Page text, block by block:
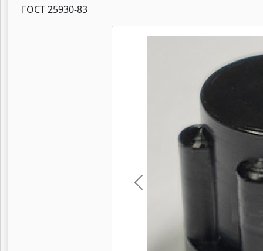
ГОСТ 25930-83
Предыдущие